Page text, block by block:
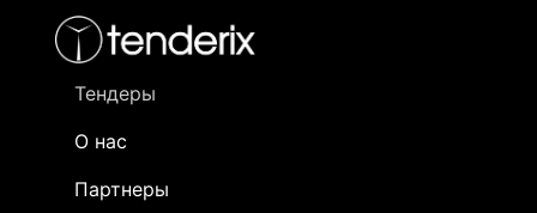
Тендеры
О нас
Партнеры
- активный лот
- сохраненный лот (не опубликован)